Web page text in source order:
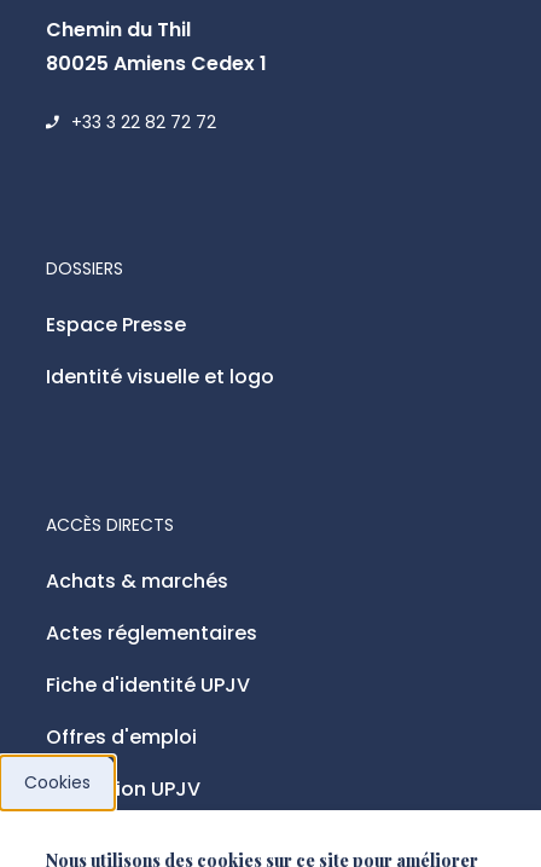
Chemin du Thil
80025 Amiens Cedex 1
+33 3 22 82 72 72
ACCÈS DIRECTS
Achats & marchés
Actes réglementaires
Fiche d'identité UPJV
Offres d'emploi
Fondation UPJV
DOSSIERS
Espace Presse
Identité visuelle et logo
Cookies
Nous utilisons des cookies sur ce site pour améliorer